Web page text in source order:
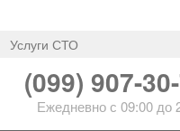
Услуги СТО
(099) 907-
Ежедневно с 09:00 до